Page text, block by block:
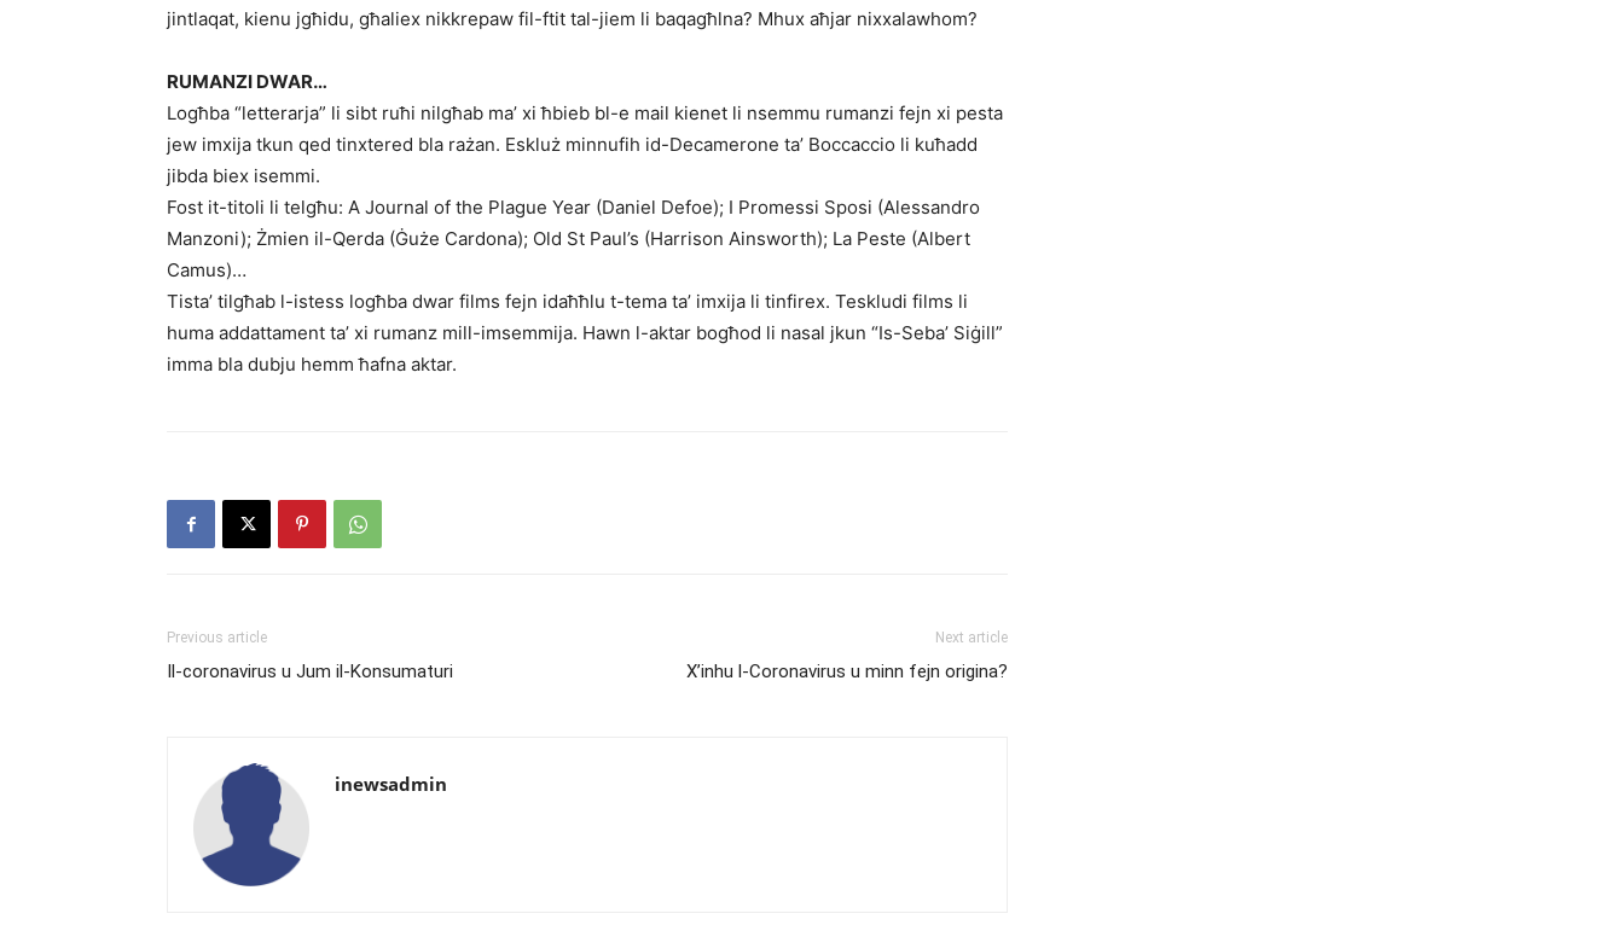
jintlaqat, kienu jgħidu, għaliex nikkrepaw fil-ftit tal-jiem li baqagħlna? Mhux aħjar nixxalawhom?
RUMANZI DWAR…
Logħba “letterarja” li sibt ruħi nilgħab ma’ xi ħbieb bl-e mail kienet li nsemmu rumanzi fejn xi pesta
jew imxija tkun qed tinxtered bla rażan. Eskluż minnufih id-Decamerone ta’ Boccaccio li kuħadd
jibda biex isemmi.
Fost it-titoli li telgħu: A Journal of the Plague Year (Daniel Defoe); I Promessi Sposi (Alessandro
Manzoni); Żmien il-Qerda (Ġuże Cardona); Old St Paul’s (Harrison Ainsworth); La Peste (Albert
Camus)…
Tista’ tilgħab l-istess logħba dwar films fejn idaħħlu t-tema ta’ imxija li tinfirex. Teskludi films li
huma addattament ta’ xi rumanz mill-imsemmija. Hawn l-aktar bogħod li nasal jkun “Is-Seba’ Siġill”
imma bla dubju hemm ħafna aktar.
Previous article
Il-coronavirus u Jum il-Konsumaturi
Next article
X’inhu l-Coronavirus u minn fejn origina?
inewsadmin